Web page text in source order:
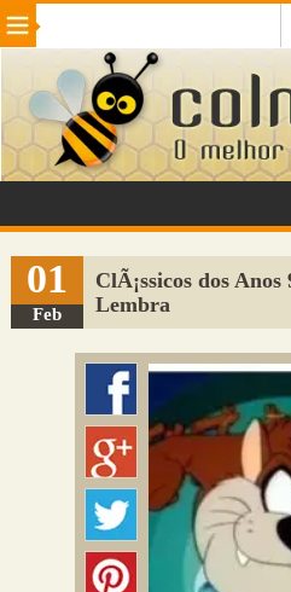
Beleza Cinema e TV
Internet Jogos NotÃ­cias
VeÃ­culos Adulto
Sugerir Link
Adicionar Blog
Colmeia Exchange
Perguntas Frequentes
01
Feb
ClÃ¡ssicos dos Anos
Lembra